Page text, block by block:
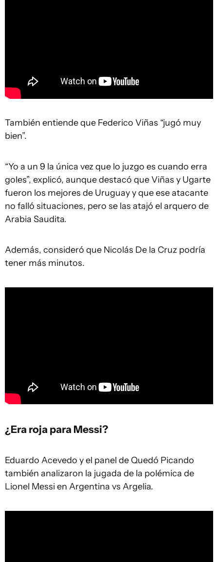
También entiende que Federico Viñas “jugó muy
bien”.
“Yo a un 9 la única vez que lo juzgo es cuando erra
goles”, explicó, aunque destacó que Viñas y Ugarte
fueron los mejores de Uruguay y que ese atacante
no falló situaciones, pero se las atajó el arquero de
Arabia Saudita.
Además, consideró que Nicolás De la Cruz podría
tener más minutos.
¿Era roja para Messi?
Eduardo Acevedo y el panel de Quedó Picando
también analizaron la jugada de la polémica de
Lionel Messi en Argentina vs Argelia.